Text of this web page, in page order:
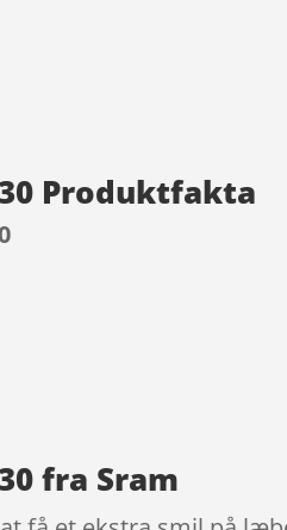
Produktfakta
fra Sram